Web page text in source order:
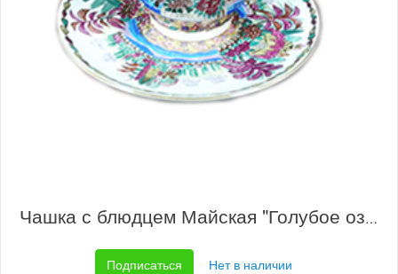
Чашка с блюдцем Майская "Голубое озеро"
Подписаться Нет в наличии